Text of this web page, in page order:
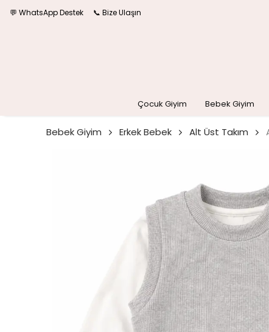
💬 WhatsApp Destek 📞 Bize Ulaşın
Çocuk Giyim Bebek Giyim
Bebek Giyim Erkek Bebek Alt Üst Takım